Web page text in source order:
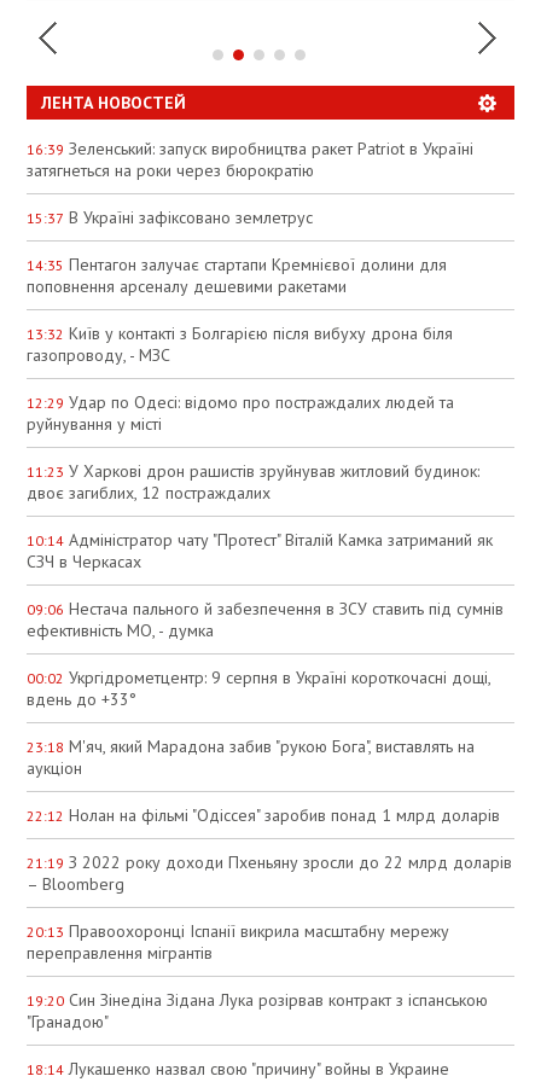
ЛЕНТА НОВОСТЕЙ
16:39 Зеленський: запуск виробництва ракет Patriot в Україні
затягнеться на роки через бюрократію
15:37 В Україні зафіксовано землетрус
14:35 Пентагон залучає стартапи Кремнієвої долини для
поповнення арсеналу дешевими ракетами
13:32 Київ у контакті з Болгарією після вибуху дрона біля
газопроводу, - МЗС
12:29 Удар по Одесі: відомо про постраждалих людей та
руйнування у місті
11:23 У Харкові дрон рашистів зруйнував житловий будинок:
двоє загиблих, 12 постраждалих
10:14 Адміністратор чату "Протест" Віталій Камка затриманий як
СЗЧ в Черкасах
09:06 Нестача пального й забезпечення в ЗСУ ставить під сумнів
ефективність МО, - думка
00:02 Укргідрометцентр: 9 серпня в Україні короткочасні дощі,
вдень до +33°
23:18 М'яч, який Марадона забив "рукою Бога", виставлять на
аукціон
22:12 Нолан на фільмі "Одіссея" заробив понад 1 млрд доларів
21:19 З 2022 року доходи Пхеньяну зросли до 22 млрд доларів
– Bloomberg
20:13 Правоохоронці Іспанії викрила масштабну мережу
переправлення мігрантів
19:20 Син Зінедіна Зідана Лука розірвав контракт з іспанською
"Гранадою"
18:14 Лукашенко назвал свою "причину" войны в Украине